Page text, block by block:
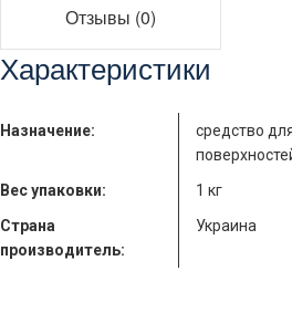
Отзывы (0)
Характеристики
Назначение:
средство
Вес упаковки:
1 кг
Страна
производитель:
Украина